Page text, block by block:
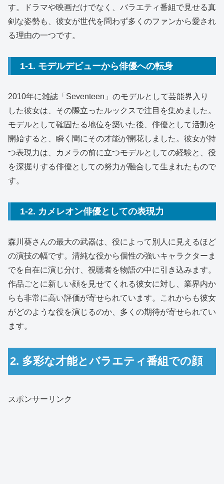
す。ドラマや映画だけでなく、バラエティ番組で見せる真
剣な姿勢も、彼女が世代を問わず多くのファンから愛され
る理由の一つです。
1-1. モデルデビューから俳優への転身
2010年に雑誌「Seventeen」のモデルとして芸能界入り
した彼女は、その際立ったルックスで注目を集めました。
モデルとして確固たる地位を築いた後、俳優として活動を
開始すると、瞬く間にその才能が開花しました。彼女が持
つ表現力は、カメラの前に立つモデルとしての経験と、役
を深掘りする俳優としての努力が融合して生まれたもので
す。
1-2. カメレオン俳優としての表現力
森川葵さんの最大の武器は、役によって別人に見えるほど
の演技の幅です。清純な役から個性の強いキャラクターま
でを自在に演じ分け、視聴者を物語の中に引き込みます。
作品ごとに新しい顔を見せてくれる彼女に対し、業界内か
らも非常に高い評価が寄せられています。これからも彼女
がどのような役を演じるのか、多くの期待が寄せられてい
ます。
2. 多彩な才能とバラエティ番組での顔
スポンサーリンク